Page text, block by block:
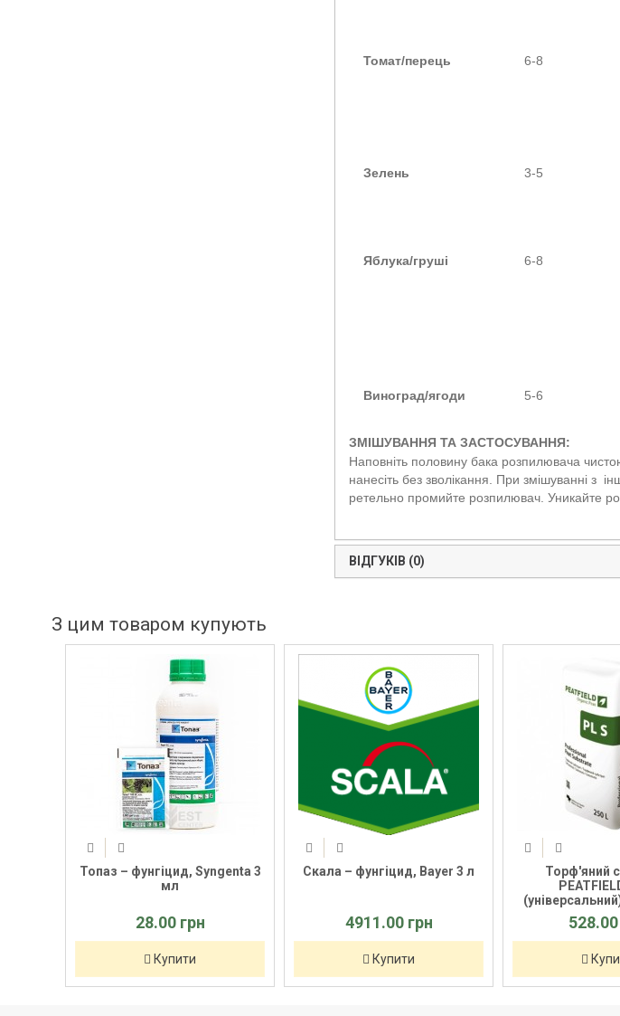
Томат/перець 6-8
Зелень 3-5
Яблука/груші 6-8
Виноград/ягоди 5-6
ЗМІШУВАННЯ ТА ЗАСТОСУВАННЯ:
Наповніть половину бака розпилювача
нанесіть без зволікання. При змішуванні з
ретельно промийте розпилювач. Уникайте
ВІДГУКІВ (0)
З цим товаром купують
Скала – фунгіцид, Bayer 3 л
4911.00 грн
Купити
Торф'яний субстрат
150 л
528.00 грн
Купити
Торф'яний
Profi
6,5